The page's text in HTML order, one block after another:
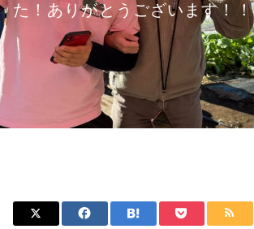
た！ありがとうございます！！